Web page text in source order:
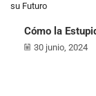
Cómo la
30 junio, 2024